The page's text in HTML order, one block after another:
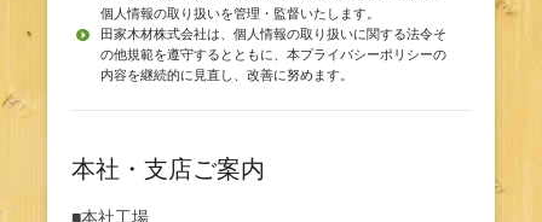
個人情報の取り扱いを管理・監督いたします。
田家木材株式会社は、個人情報の取り扱いに関する法令そ
の他規範を遵守するとともに、本プライバシーポリシーの
内容を継続的に見直し、改善に努めます。
本社・支店ご案内
■本社工場